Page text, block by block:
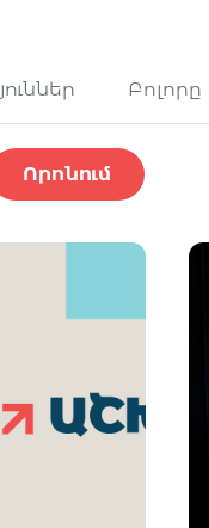
Բոլորը
Որոնում